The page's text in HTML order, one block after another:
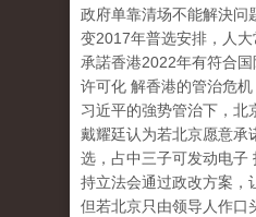
政府单靠清场不能解決问
变2017年普选安排，人大
承諾香港2022年有符合
许可化 解香港的管治危
习近平的強势管治下，北
戴耀廷认为若北京愿意承
选，占中三子可发动电子
持立法会通过政改方案，
但若北京只由领导人作口